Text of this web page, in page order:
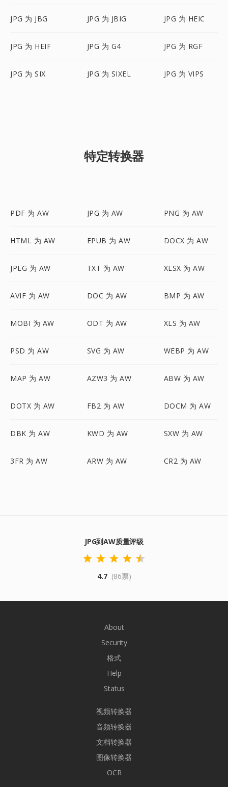
JPG 为 JBG JPG 为 JBIG JPG 为 HEIC
JPG 为 HEIF JPG 为 G4 JPG 为 RGF
JPG 为 SIX JPG 为 SIXEL JPG 为 VIPS
特定转换器
PDF 为 AW JPG 为 AW PNG 为 AW
HTML 为 AW EPUB 为 AW DOCX 为 AW
JPEG 为 AW TXT 为 AW XLSX 为 AW
AVIF 为 AW DOC 为 AW BMP 为 AW
MOBI 为 AW ODT 为 AW XLS 为 AW
PSD 为 AW SVG 为 AW WEBP 为 AW
MAP 为 AW AZW3 为 AW ABW 为 AW
DOTX 为 AW FB2 为 AW DOCM 为 AW
DBK 为 AW KWD 为 AW SXW 为 AW
3FR 为 AW ARW 为 AW CR2 为 AW
JPG到AW质量评级
4.7 (86票)
About
Security
格式
Help
Status
视频转换器
音频转换器
文档转换器
图像转换器
OCR